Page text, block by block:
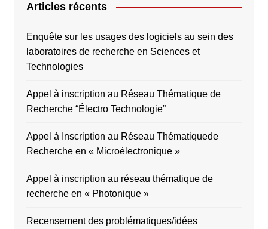
Articles récents
Enquête sur les usages des logiciels au sein des
laboratoires de recherche en Sciences et
Technologies
Appel à inscription au Réseau Thématique de
Recherche “Électro Technologie”
Appel à Inscription au Réseau Thématiquede
Recherche en « Microélectronique »
Appel à inscription au réseau thématique de
recherche en « Photonique »
Recensement des problématiques/idées